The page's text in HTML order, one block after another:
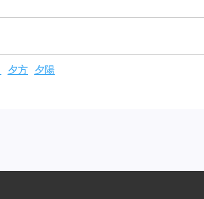
夕方 夕陽